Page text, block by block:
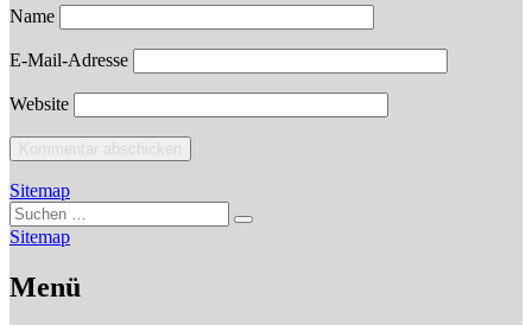
Name
E-Mail-Adresse
Website
Sitemap
Suchen
nach:
Suchen
Sitemap
Menü